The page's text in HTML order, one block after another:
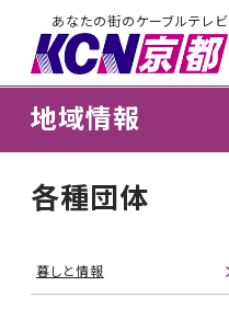
あなたの街のケーブルテレビ
地域情報
各種団体
暮しと情報